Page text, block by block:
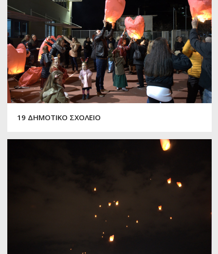
19 ΔΗΜΟΤΙΚΟ ΣΧΟΛΕΙΟ